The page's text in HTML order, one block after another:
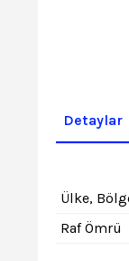
Detaylar
Ülke,
Raf Ömrü